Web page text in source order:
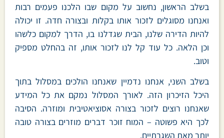
בשלב הראשון, נחשוב על מקום שבו הלכנו פעמים רבות
ואנחנו מסוגלים לזכור אותו בקלות ובצורה חדה. זו יכולה
להיות הדירה שלנו, הבית שגדלנו בו, הדרך למקום כלשהו
וכן הלאה. כל עוד קל לנו לזכור אותו, זה בהחלט מספיק
וטוב.
בשלב השני, אנחנו נדמיין שאנחנו הולכים במסלול בתוך
היכל הזיכרון הזה. לאורך המסלול נמקם את כל המידע
שאנחנו רוצים לזכור בצורה אסוציאטיבית ומוזרה. הסיבה
לכך היא פשוטה – המוח זוכר דברים מוזרים בצורה טובה
יותר מאת השגרתיים.